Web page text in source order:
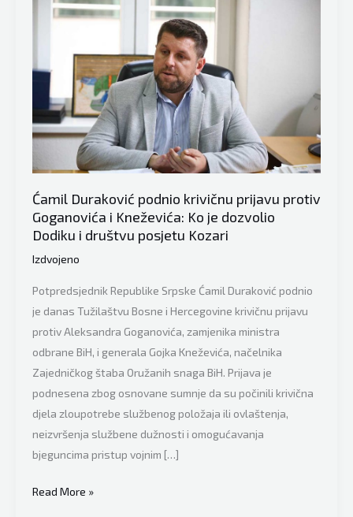
Ćamil Duraković podnio krivičnu prijavu protiv
Goganovića i Kneževića: Ko je dozvolio
Dodiku i društvu posjetu Kozari
Izdvojeno
Potpredsjednik Republike Srpske Ćamil Duraković podnio
je danas Tužilaštvu Bosne i Hercegovine krivičnu prijavu
protiv Aleksandra Goganovića, zamjenika ministra
odbrane BiH, i generala Gojka Kneževića, načelnika
Zajedničkog štaba Oružanih snaga BiH. Prijava je
podnesena zbog osnovane sumnje da su počinili krivična
djela zloupotrebe službenog položaja ili ovlaštenja,
neizvršenja službene dužnosti i omogućavanja
bjeguncima pristup vojnim […]
Ćamil
Read More »